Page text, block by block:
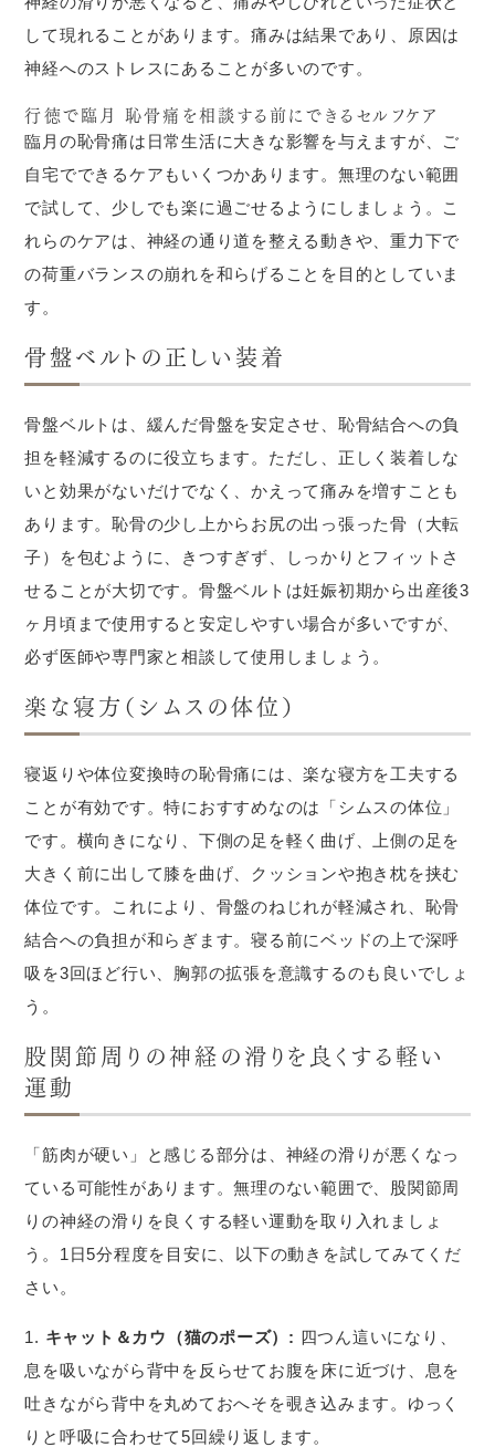
して現れることがあります。痛みは結果であり、原因は
神経へのストレスにあることが多いのです。
行徳で臨月 恥骨痛を相談する前にできるセルフケア
臨月の恥骨痛は日常生活に大きな影響を与えますが、ご
自宅でできるケアもいくつかあります。無理のない範囲
で試して、少しでも楽に過ごせるようにしましょう。こ
れらのケアは、神経の通り道を整える動きや、重力下で
の荷重バランスの崩れを和らげることを目的としていま
す。
骨盤ベルトの正しい装着
骨盤ベルトは、緩んだ骨盤を安定させ、恥骨結合への負
担を軽減するのに役立ちます。ただし、正しく装着しな
いと効果がないだけでなく、かえって痛みを増すことも
あります。恥骨の少し上からお尻の出っ張った骨（大転
子）を包むように、きつすぎず、しっかりとフィットさ
せることが大切です。骨盤ベルトは妊娠初期から出産後3
ヶ月頃まで使用すると安定しやすい場合が多いですが、
必ず医師や専門家と相談して使用しましょう。
楽な寝方（シムスの体位）
寝返りや体位変換時の恥骨痛には、楽な寝方を工夫する
ことが有効です。特におすすめなのは「シムスの体位」
です。横向きになり、下側の足を軽く曲げ、上側の足を
大きく前に出して膝を曲げ、クッションや抱き枕を挟む
体位です。これにより、骨盤のねじれが軽減され、恥骨
結合への負担が和らぎます。寝る前にベッドの上で深呼
吸を3回ほど行い、胸郭の拡張を意識するのも良いでしょ
う。
股関節周りの神経の滑りを良くする軽い
運動
「筋肉が硬い」と感じる部分は、神経の滑りが悪くなっ
ている可能性があります。無理のない範囲で、股関節周
りの神経の滑りを良くする軽い運動を取り入れましょ
う。1日5分程度を目安に、以下の動きを試してみてくだ
さい。
キャット＆カウ（猫のポーズ）: 四つん這いになり、
息を吸いながら背中を反らせてお腹を床に近づけ、息を
吐きながら背中を丸めておへそを覗き込みます。ゆっく
りと呼吸に合わせて5回繰り返します。